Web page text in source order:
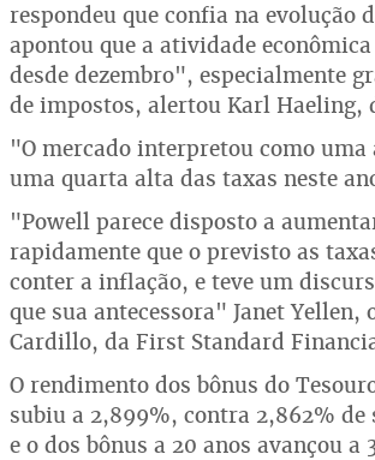
respondeu que confia na evolução
apontou que a atividade
desde dezembro", especialmente
de impostos, alertou Karl Haeling,
"O mercado interpretou como uma
uma quarta alta das taxas neste
"Powell parece disposto a
rapidamente que o previsto as
conter a inflação, e teve um
que sua antecessora" Janet Yellen,
Cardillo, da First Standard
O rendimento dos bônus do
subiu a 2,899%, contra 2,862%
e o dos bônus a 20 anos avançou a